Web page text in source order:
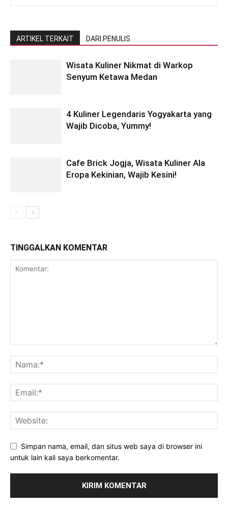
ARTIKEL TERKAIT DARI PENULIS
Wisata Kuliner Nikmat di Warkop
Senyum Ketawa Medan
4 Kuliner Legendaris Yogyakarta yang
Wajib Dicoba, Yummy!
Cafe Brick Jogja, Wisata Kuliner Ala
Eropa Kekinian, Wajib Kesini!
TINGGALKAN KOMENTAR
Simpan nama, email, dan situs web saya di browser ini
untuk lain kali saya berkomentar.